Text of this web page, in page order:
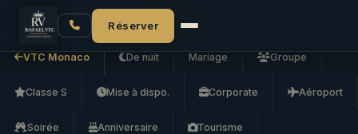
Réserver
Accueil VTC Monaco
VTC Monaco De nuit Mariage Groupe
Classe S Mise à dispo. Corporate Aéroport
Soirée Anniversaire Tourisme